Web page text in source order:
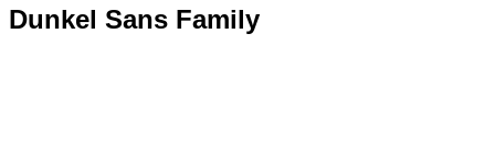
Dunkel Sans Family